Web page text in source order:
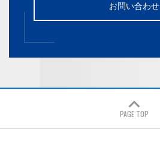
お問い合わせ
PAGE TOP